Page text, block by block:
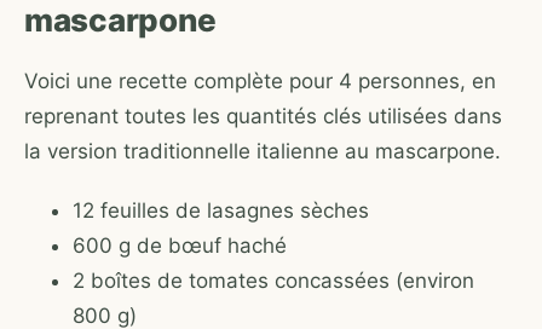
mascarpone
Voici une recette complète pour 4 personnes, en
reprenant toutes les quantités clés utilisées dans
la version traditionnelle italienne au mascarpone.
12 feuilles de lasagnes sèches
600 g de bœuf haché
2 boîtes de tomates concassées (environ
800 g)